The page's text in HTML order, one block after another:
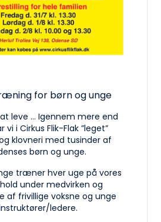
for børn og unge
leve ... Igennem mere end
vi i Cirkus Flik-Flak ”leget”
klovneri med tusinder af
børn og unge.
træner hver uge på vores
under medvirken og
af frivillige voksne og unge
ledere.